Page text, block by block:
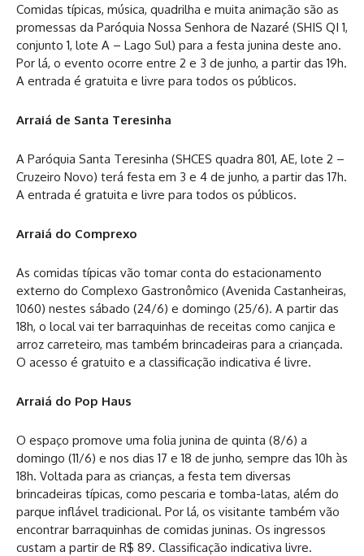
Comidas típicas, música, quadrilha e muita animação são as
promessas da Paróquia Nossa Senhora de Nazaré (SHIS QI 1,
conjunto 1, lote A – Lago Sul) para a festa junina deste ano.
Por lá, o evento ocorre entre 2 e 3 de junho, a partir das 19h.
A entrada é gratuita e livre para todos os públicos.
Arraiá de Santa Teresinha
A Paróquia Santa Teresinha (SHCES quadra 801, AE, lote 2 –
Cruzeiro Novo) terá festa em 3 e 4 de junho, a partir das 17h.
A entrada é gratuita e livre para todos os públicos.
Arraiá do Comprexo
As comidas típicas vão tomar conta do estacionamento
externo do Complexo Gastronômico (Avenida Castanheiras,
1060) nestes sábado (24/6) e domingo (25/6). A partir das
18h, o local vai ter barraquinhas de receitas como canjica e
arroz carreteiro, mas também brincadeiras para a criançada.
O acesso é gratuito e a classificação indicativa é livre.
Arraiá do Pop Haus
O espaço promove uma folia junina de quinta (8/6) a
domingo (11/6) e nos dias 17 e 18 de junho, sempre das 10h às
18h. Voltada para as crianças, a festa tem diversas
brincadeiras típicas, como pescaria e tomba-latas, além do
parque inflável tradicional. Por lá, os visitante também vão
encontrar barraquinhas de comidas juninas. Os ingressos
custam a partir de R$ 89. Classificação indicativa livre.